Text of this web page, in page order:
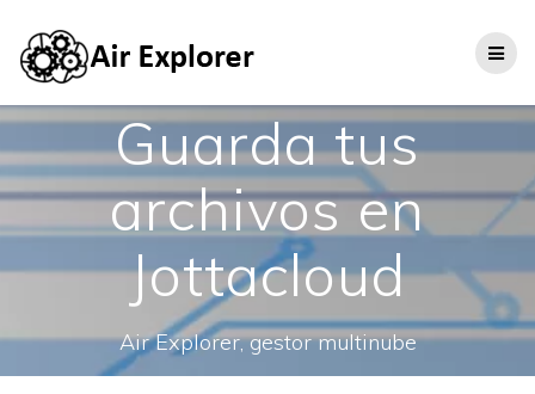
Guarda tus
archivos en
Jottacloud
Air Explorer, gestor multinube